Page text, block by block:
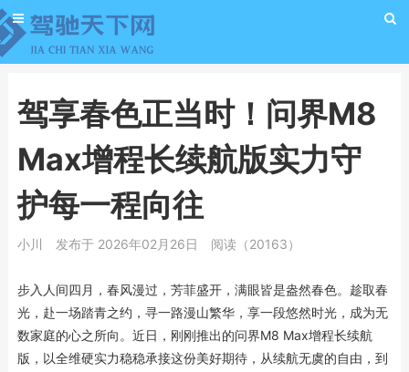
驾享春色正当时！问界M8
Max增程长续航版实力守
护每一程向往
小川 发布于 2026年02月26日 阅读（20163）
步入人间四月，春风漫过，芳菲盛开，满眼皆是盎然春色。趁取春
光，赴一场踏青之约，寻一路漫山繁华，享一段悠然时光，成为无
数家庭的心之所向。近日，刚刚推出的问界M8 Max增程长续航
版，以全维硬实力稳稳承接这份美好期待，从续航无虞的自由，到